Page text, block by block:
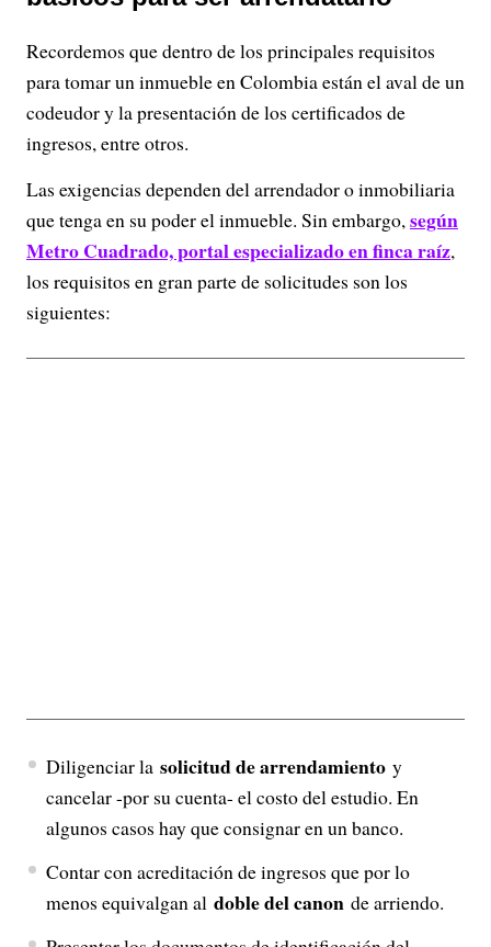
Recordemos que dentro de los principales requisitos
para tomar un inmueble en Colombia están el aval de un
codeudor y la presentación de los certificados de
ingresos, entre otros.
Las exigencias dependen del arrendador o inmobiliaria
que tenga en su poder el inmueble. Sin embargo,según
Metro Cuadrado, portal especializado en finca raíz,
los requisitos en gran parte de solicitudes son los
siguientes:
Diligenciar la solicitud de arrendamientoy
cancelar -por su cuenta- el costo del estudio. En
algunos casos hay que consignar en un banco.
Contar con acreditación de ingresos que por lo
menos equivalgan al doble del canonde arriendo.